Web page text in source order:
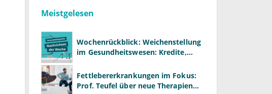
Meistgelesen
Wochenrückblick: Weichenstellung
im Gesundheitswesen: Kredite,
Fettlebererkrankungen im Fokus:
Prof. Teufel über neue Therapien